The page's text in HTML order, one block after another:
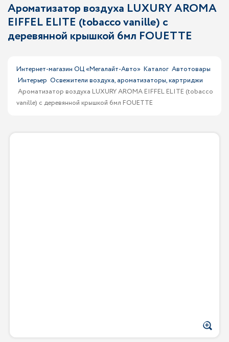
Ароматизатор воздуха LUXURY AROMA
EIFFEL ELITE (tobacco vanille) с
деревянной крышкой 6мл FOUETTE
Интернет-магазин ОЦ «Мегалайт-Авто» Каталог Автотовары
Интерьер Освежители воздуха, ароматизаторы, картриджи
Ароматизатор воздуха LUXURY AROMA EIFFEL ELITE (tobacco
vanille) с деревянной крышкой 6мл FOUETTE